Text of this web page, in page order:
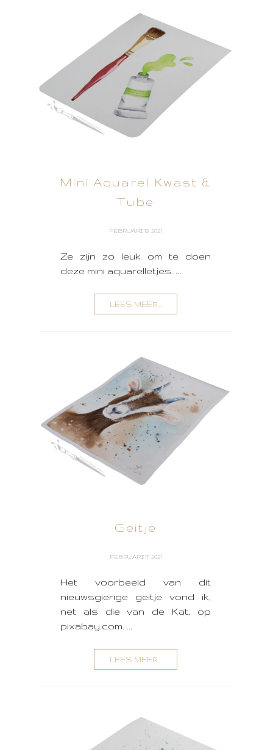
Mini Aquarel Kwast &
Tube
FEBRUARI 19, 2021
Ze zijn zo leuk om te doen
deze mini aquarelletjes. ...
LEES MEER...
Geitje
FEBRUARI 17, 2021
Het voorbeeld van dit
nieuwsgierige geitje vond ik,
net als die van de Kat, op
pixabay.com. ...
LEES MEER...